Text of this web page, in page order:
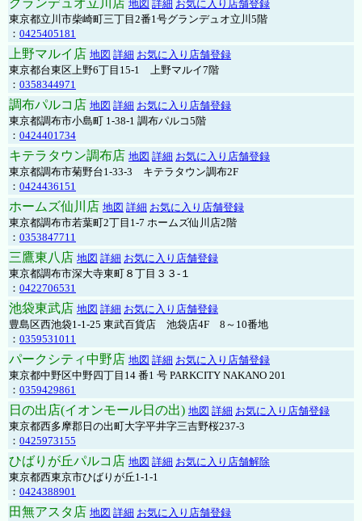
グランデュオ立川店 地図 詳細 お気に入り店舗登録
東京都立川市柴崎町三丁目2番1号グランデュオ立川5階
： 0425405181
上野マルイ店 地図 詳細 お気に入り店舗登録
東京都台東区上野6丁目15-1 上野マルイ7階
： 0358344971
調布パルコ店 地図 詳細 お気に入り店舗登録
東京都調布市小島町 1-38-1 調布パルコ5階
： 0424401734
キテラタウン調布店 地図 詳細 お気に入り店舗登録
東京都調布市菊野台1-33-3 キテラタウン調布2F
： 0424436151
ホームズ仙川店 地図 詳細 お気に入り店舗登録
東京都調布市若葉町2丁目1-7 ホームズ仙川店2階
： 0353847711
三鷹東八店 地図 詳細 お気に入り店舗登録
東京都調布市深大寺東町８丁目３３-１
： 0422706531
池袋東武店 地図 詳細 お気に入り店舗登録
豊島区西池袋1-1-25 東武百貨店 池袋店4F 8～10番地
： 0359531011
パークシティ中野店 地図 詳細 お気に入り店舗登録
東京都中野区中野四丁目14 番1 号 PARKCITY NAKANO 201
： 0359429861
日の出店(イオンモール日の出) 地図 詳細 お気に入り店舗登録
東京都西多摩郡日の出町大字平井字三吉野桜237-3
： 0425973155
ひばりが丘パルコ店 地図 詳細 お気に入り店舗解除
東京都西東京市ひばりが丘1-1-1
： 0424388901
田無アスタ店 地図 詳細 お気に入り店舗登録